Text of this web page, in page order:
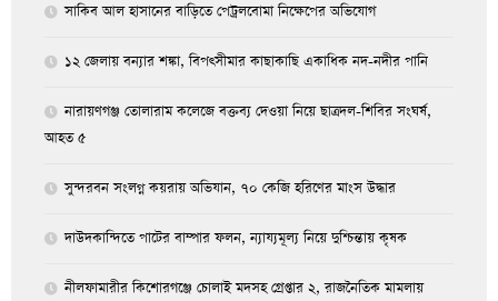
সাকিব আল হাসানের বাড়িতে পেট্রলবোমা নিক্ষেপের অভিযোগ
১২ জেলায় বন্যার শঙ্কা, বিপৎসীমার কাছাকাছি একাধিক নদ-নদীর পানি
নারায়ণগঞ্জ তোলারাম কলেজে বক্তব্য দেওয়া নিয়ে ছাত্রদল-শিবির সংঘর্ষ,
আহত ৫
সুন্দরবন সংলগ্ন কয়রায় অভিযান, ৭০ কেজি হরিণের মাংস উদ্ধার
দাউদকান্দিতে পাটের বাম্পার ফলন, ন্যায্যমূল্য নিয়ে দুশ্চিন্তায় কৃষক
নীলফামারীর কিশোরগঞ্জে চোলাই মদসহ গ্রেপ্তার ২, রাজনৈতিক মামলায়